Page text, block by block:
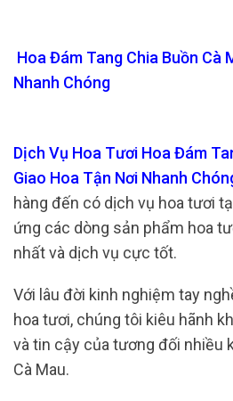
Hoa Đám Tang Chia Buồn Cà
Nhanh Chóng
Dịch Vụ Hoa Tươi Hoa Đám
Giao Hoa Tận Nơi Nhanh
hàng đến có dịch vụ hoa tươi
ứng các dòng sản phẩm hoa
nhất và dịch vụ cực tốt.
Với lâu đời kinh nghiệm tay
hoa tươi, chúng tôi kiêu hãnh
và tin cậy của tương đối nhiều
Cà Mau.